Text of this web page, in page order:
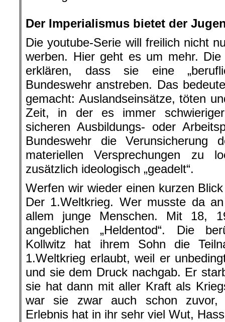
Der Imperialismus bietet der
Die youtube-Serie will freilich nicht
werben. Hier geht es um mehr. Die
erklären, dass sie eine
Bundeswehr anstreben. Das
gemacht: Auslandseinsätze, töten
Zeit, in der es immer
sicheren Ausbildungs- oder
Bundeswehr die
materiellen Versprechungen zu
zusätzlich ideologisch „geadelt“.
Werfen wir wieder einen kurzen
Der 1.Weltkrieg. Wer musste da
allem junge Menschen. Mit 18,
angeblichen „Heldentod“. Die
Kollwitz hat ihrem Sohn die
1.Weltkrieg erlaubt, weil er
und sie dem Druck nachgab. Er
sie hat dann mit aller Kraft als
war sie zwar auch schon zuvor,
Erlebnis hat in ihr sehr viel Wut,